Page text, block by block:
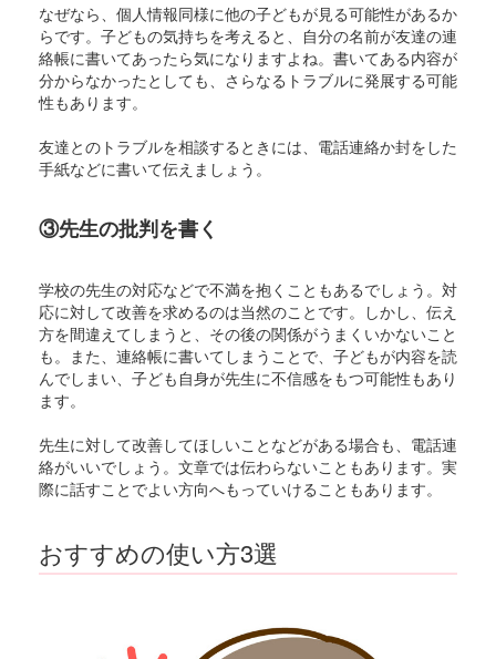
なぜなら、個人情報同様に他の子どもが見る可能性があるか
らです。子どもの気持ちを考えると、自分の名前が友達の連
絡帳に書いてあったら気になりますよね。書いてある内容が
分からなかったとしても、さらなるトラブルに発展する可能
性もあります。
友達とのトラブルを相談するときには、電話連絡か封をした
手紙などに書いて伝えましょう。
③先生の批判を書く
学校の先生の対応などで不満を抱くこともあるでしょう。対
応に対して改善を求めるのは当然のことです。しかし、伝え
方を間違えてしまうと、その後の関係がうまくいかないこと
も。また、連絡帳に書いてしまうことで、子どもが内容を読
んでしまい、子ども自身が先生に不信感をもつ可能性もあり
ます。
先生に対して改善してほしいことなどがある場合も、電話連
絡がいいでしょう。文章では伝わらないこともあります。実
際に話すことでよい方向へもっていけることもあります。
おすすめの使い方3選